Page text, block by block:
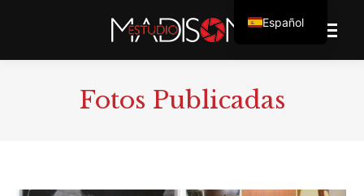
Fotos Publicadas
Español